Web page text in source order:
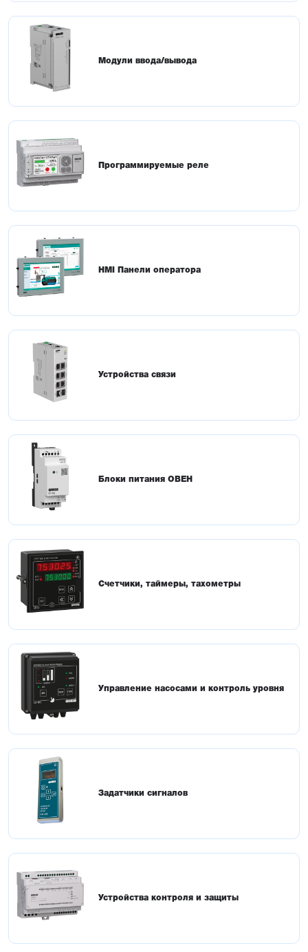
Модули ввода/вывода
Программируемые реле
HMI Панели оператора
Устройства связи
Блоки питания ОВЕН
Счетчики, таймеры, тахометры
Управление насосами и контроль уровня
Задатчики сигналов
Устройства контроля и защиты